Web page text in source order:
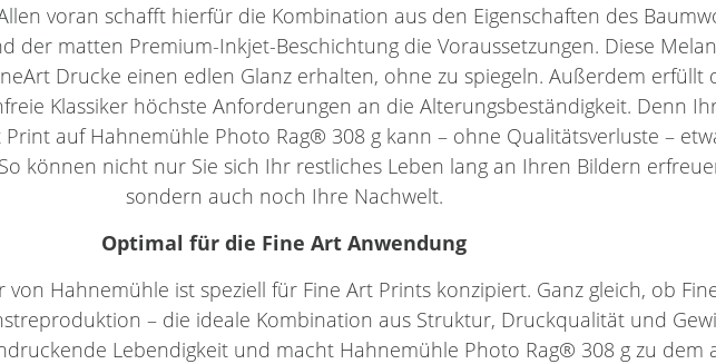
voran schafft hierfür die Kombination aus den Eigenschaften des
der matten Premium-Inkjet-Beschichtung die Voraussetzungen. Diese
Drucke einen edlen Glanz erhalten, ohne zu spiegeln. Außerdem erfüllt
Klassiker höchste Anforderungen an die Alterungsbeständigkeit. Denn
auf Hahnemühle Photo Rag® 308 g kann – ohne Qualitätsverluste –
können nicht nur Sie sich Ihr restliches Leben lang an Ihren Bildern
sondern auch noch Ihre Nachwelt.
Optimal für die Fine Art Anwendung
von Hahnemühle ist speziell für Fine Art Prints konzipiert. Ganz gleich, ob
– die ideale Kombination aus Struktur, Druckqualität und
Lebendigkeit und macht Hahnemühle Photo Rag® 308 g zu dem